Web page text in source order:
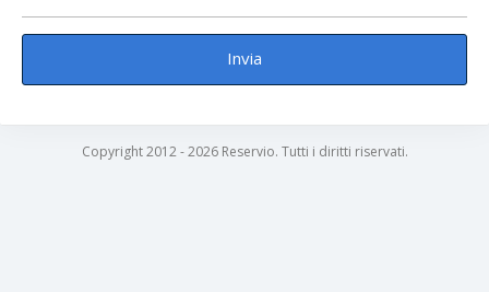
Invia
Copyright 2012 - 2026 Reservio. Tutti i diritti riservati.